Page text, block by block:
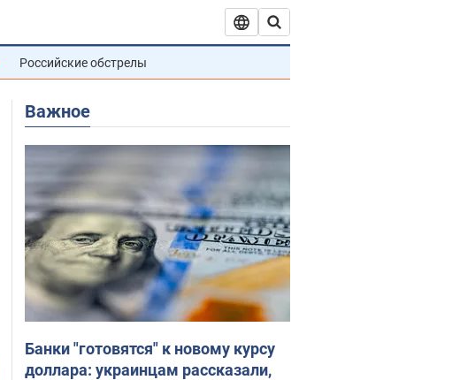
Российские обстрелы
Важное
Банки "готовятся" к новому курсу
доллара: украинцам рассказали,